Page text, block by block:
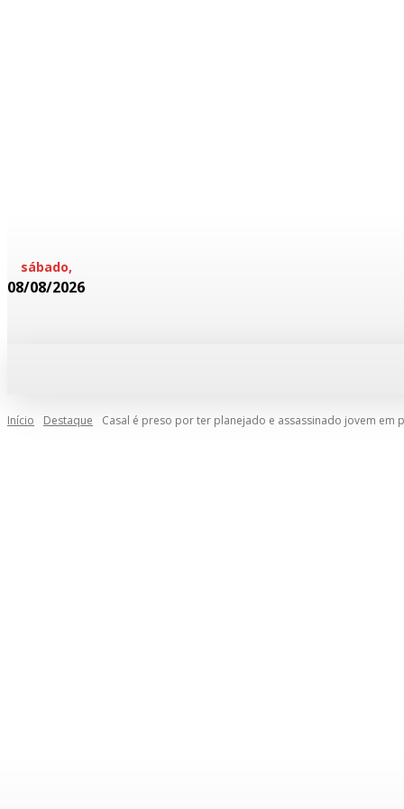
sábado,
08/08/2026
Início Destaque Casal é preso por ter planejado e assassinado jovem em